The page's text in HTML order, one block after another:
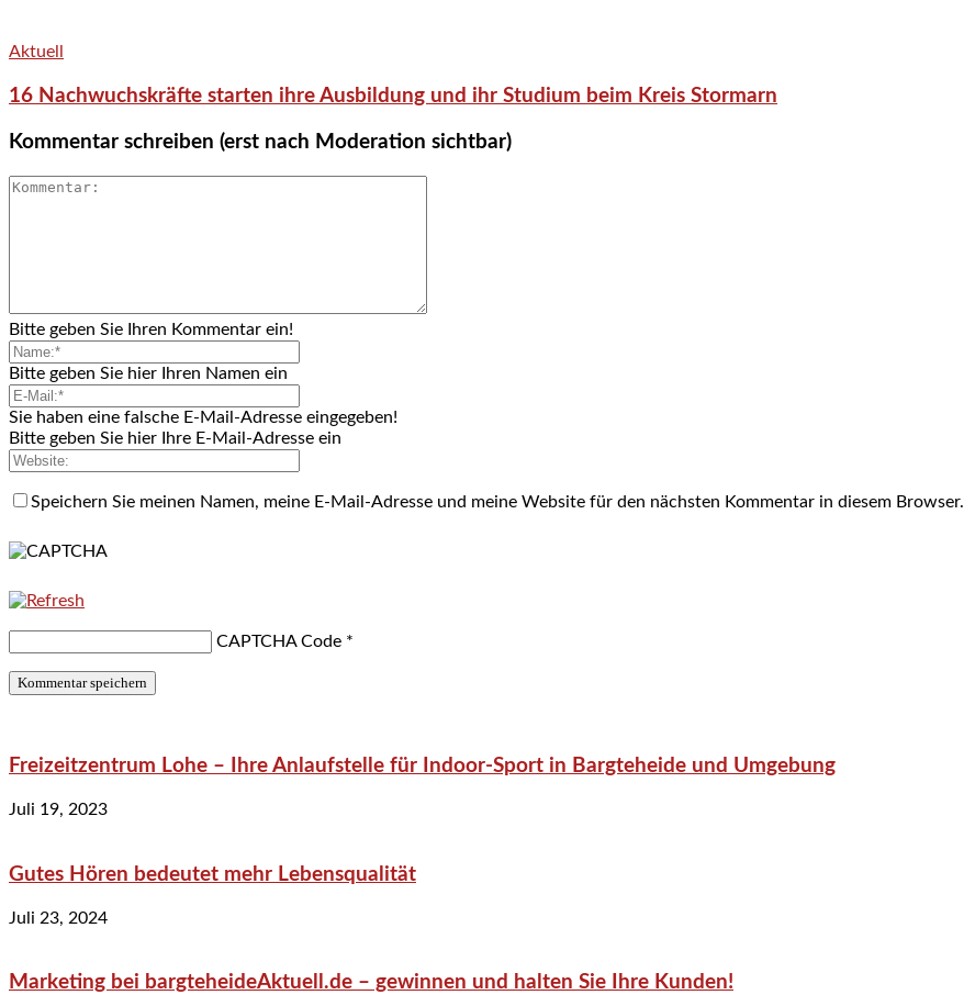
Aktuell
16 Nachwuchskräfte starten ihre Ausbildung und ihr Studium beim Kreis Stormarn
Kommentar schreiben (erst nach Moderation sichtbar)
Bitte geben Sie Ihren Kommentar ein!
Bitte geben Sie hier Ihren Namen ein
Sie haben eine falsche E-Mail-Adresse eingegeben!
Bitte geben Sie hier Ihre E-Mail-Adresse ein
Speichern Sie meinen Namen, meine E-Mail-Adresse und meine Website für den nächsten Kommentar in diesem Browser.
CAPTCHA Code *
Freizeitzentrum Lohe – Ihre Anlaufstelle für Indoor-Sport in Bargteheide und Umgebung
Juli 19, 2023
Gutes Hören bedeutet mehr Lebensqualität
Juli 23, 2024
Marketing bei bargteheideAktuell.de – gewinnen und halten Sie Ihre Kunden!